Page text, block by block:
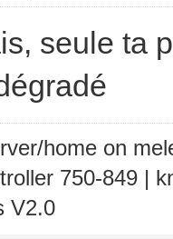
seule ta
home on
750-849 |
V2.0